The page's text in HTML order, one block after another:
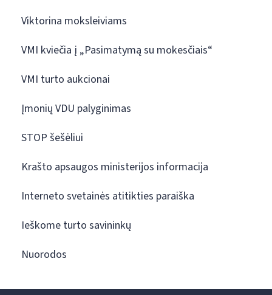
Viktorina moksleiviams
VMI kviečia į „Pasimatymą su mokesčiais“
VMI turto aukcionai
Įmonių VDU palyginimas
STOP šešėliui
Krašto apsaugos ministerijos informacija
Interneto svetainės atitikties paraiška
Ieškome turto savininkų
Nuorodos